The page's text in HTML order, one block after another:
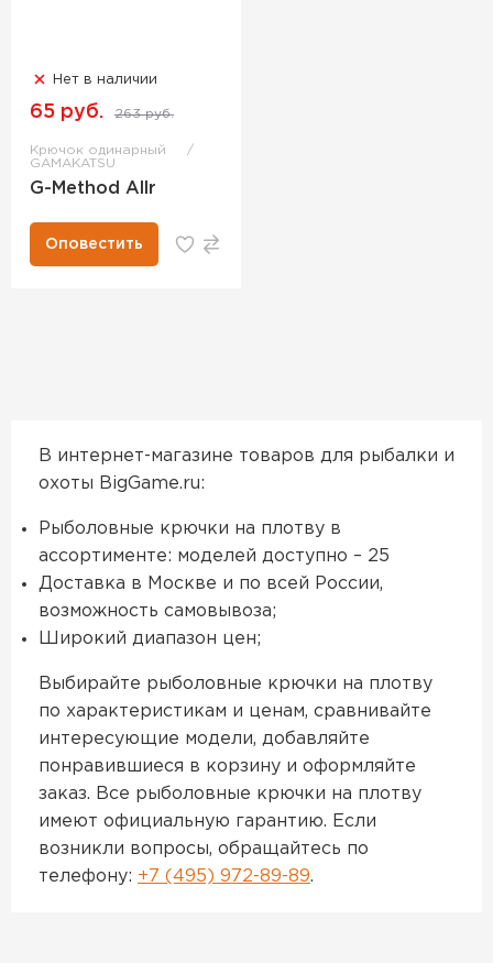
Нет в наличии
65 руб. 263 руб.
Крючок одинарный
GAMAKATSU
G-Method Allr
Оповестить
В интернет-магазине товаров для рыбалки и
охоты BigGame.ru:
Рыболовные крючки на плотву в
ассортименте: моделей доступно – 25
Доставка в Москве и по всей России,
возможность самовывоза;
Широкий диапазон цен;
Выбирайте рыболовные крючки на плотву
по характеристикам и ценам, сравнивайте
интересующие модели, добавляйте
понравившиеся в корзину и оформляйте
заказ. Все рыболовные крючки на плотву
имеют официальную гарантию. Если
возникли вопросы, обращайтесь по
телефону: +7 (495) 972-89-89.